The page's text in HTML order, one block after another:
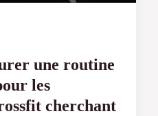
une routine
les
cherchant